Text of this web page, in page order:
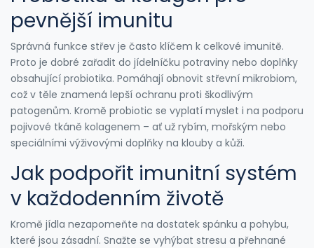
pevnější imunitu
Správná funkce střev je často klíčem k celkové imunitě.
Proto je dobré zařadit do jídelníčku potraviny nebo doplňky
obsahující probiotika. Pomáhají obnovit střevní mikrobiom,
což v těle znamená lepší ochranu proti škodlivým
patogenům. Kromě probiotic se vyplatí myslet i na podporu
pojivové tkáně kolagenem – ať už rybím, mořským nebo
speciálními výživovými doplňky na klouby a kůži.
Jak podpořit imunitní systém
v každodenním životě
Kromě jídla nezapomeňte na dostatek spánku a pohybu,
které jsou zásadní. Snažte se vyhýbat stresu a přehnané